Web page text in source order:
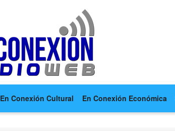
En Conexión Cultural En Conexión Económica